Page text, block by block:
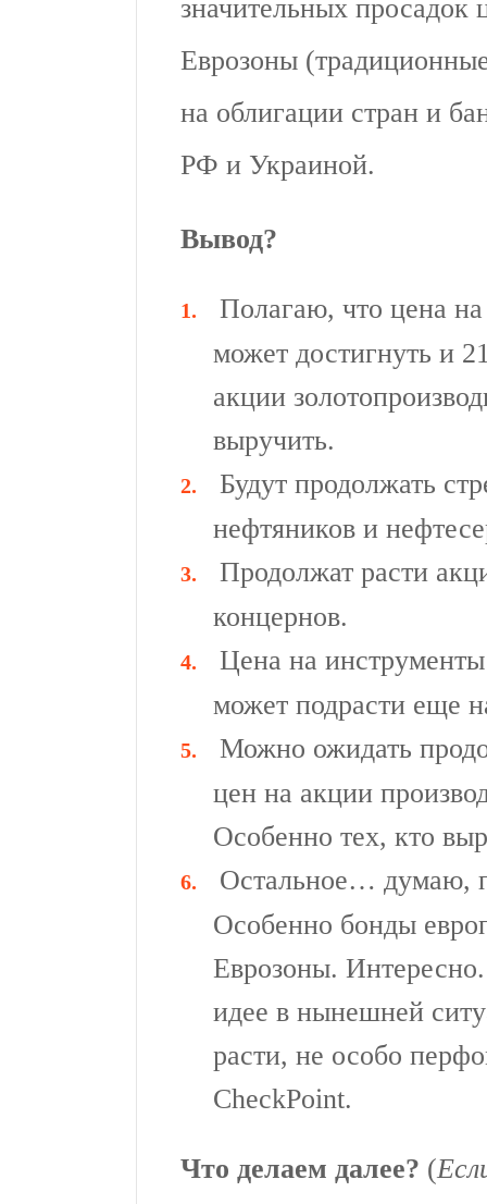
значительных просадок
Еврозоны
на облигации стран и
РФ и Украиной.
Вывод?
Полагаю, что цена
может достигнуть и
акции
выручить.
Будут продолжать
нефтяников и
Продолжат расти
концернов.
Цена на
может подрасти еще
Можно ожидать
цен на акции
Особенно тех, кто
Остальное… думаю,
Особенно бонды
Еврозоны.
идее в нынешней
расти, не особо
CheckPoint.
Что делаем далее? (